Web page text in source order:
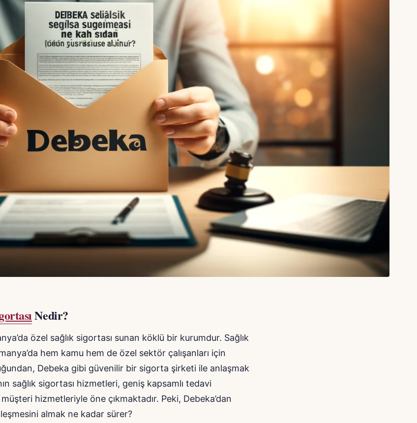
Nedir?
özel sağlık sigortası sunan köklü bir kurumdur. Sağlık
hem kamu hem de özel sektör çalışanları için
Debeka gibi güvenilir bir sigorta şirketi ile anlaşmak
sağlık sigortası hizmetleri, geniş kapsamlı tedavi
müşteri hizmetleriyle öne çıkmaktadır. Peki, Debeka’dan
almak ne kadar sürer?